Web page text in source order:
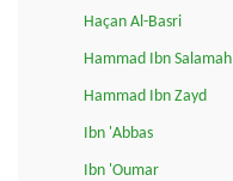
Haçan Al-Basri
Hammad Ibn Salamah
Hammad Ibn Zayd
Ibn 'Abbas
Ibn 'Oumar